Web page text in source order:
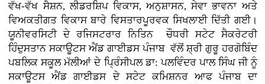
ਵੱਖ-ਵੱਖ ਸੈਸ਼ਨ, ਲੀਡਰਸ਼ਿਪ ਵਿਕਾਸ, ਅਨੁਸ਼ਾਸਨ, ਸੇਵਾ ਭਾਵਨਾ ਅਤੇ
ਵਿਅਕਤੀਗਤ ਵਿਕਾਸ ਬਾਰੇ ਵਿਸਤਾਰਪੂਰਵਕ ਸਿਖਲਾਈ ਦਿੱਤੀ ਗਈ।
ਯੂਨੀਵਰਸਿਟੀ ਦੇ ਰਜਿਸਟਰਾਰ ਨਿਤਿਨ ਚੌਧਰੀ ਸਟੇਟ ਸੈਕਰੇਟਰੀ
ਹਿੰਦੁਸਤਾਨ ਸਕਾਊਟਸ ਐਂਡ ਗਾਈਡਸ ਪੰਜਾਬ ਵੱਲੋਂ ਸ਼੍ਰੀ ਗੁਰੂ ਹਰਗੋਬਿੰਦ
ਪਬਲਿਕ ਸਕੂਲ ਮੱਲੀਆਂ ਦੇ ਪ੍ਰਿੰਸੀਪਲ ਡਾ: ਪਲਵਿੰਦਰ ਪਾਲ ਸਿੰਘ ਜੀ ਨੂੰ
ਸਕਾਊਟਸ ਐਂਡ ਗਾਈਡਸ ਦੇ ਸਟੇਟ ਕਮਿਸ਼ਨਰ ਆਫ ਪੰਜਾਬ ਦਾ